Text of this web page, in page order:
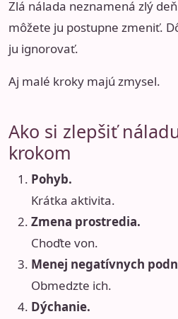
Zlá nálada neznamená zlý
môžete ju postupne zmeniť.
ju ignorovať.
Aj malé kroky majú zmysel.
Ako si zlepšiť
krokom
Pohyb.
Krátka aktivita.
Zmena prostredia.
Choďte von.
Menej negatívnych
Obmedzte ich.
Dýchanie.